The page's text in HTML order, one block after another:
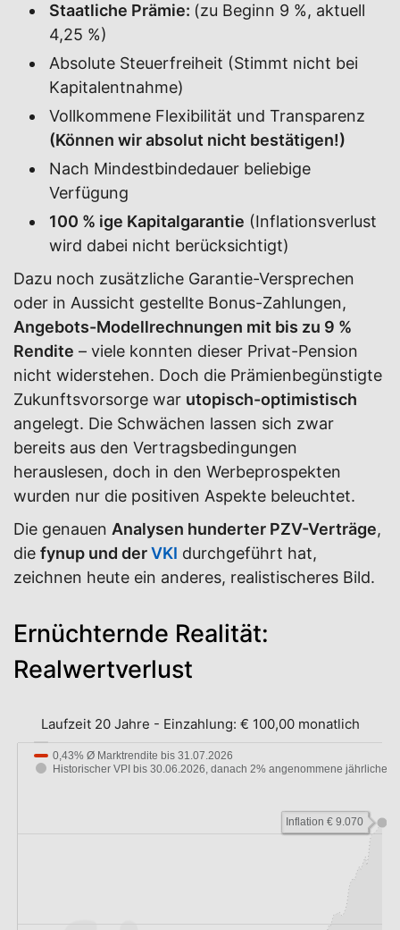
Staatliche Prämie: (zu Beginn 9 %, aktuell
4,25 %)
Absolute Steuerfreiheit (Stimmt nicht bei
Kapitalentnahme)
Vollkommene Flexibilität und Transparenz
(Können wir absolut nicht bestätigen!)
Nach Mindestbindedauer beliebige
Verfügung
100 % ige Kapitalgarantie (Inflationsverlust
wird dabei nicht berücksichtigt)
Dazu noch zusätzliche Garantie-Versprechen
oder in Aussicht gestellte Bonus-Zahlungen,
Angebots-Modellrechnungen mit bis zu 9 %
Rendite – viele konnten dieser Privat-Pension
nicht widerstehen. Doch die Prämienbegünstigte
Zukunftsvorsorge war utopisch-optimistisch
angelegt. Die Schwächen lassen sich zwar
bereits aus den Vertragsbedingungen
herauslesen, doch in den Werbeprospekten
wurden nur die positiven Aspekte beleuchtet.
Die genauen Analysen hunderter PZV-Verträge,
die fynup und derVKI durchgeführt hat,
zeichnen heute ein anderes, realistischeres Bild.
Ernüchternde Realität:
Realwertverlust
Laufzeit 20 Jahre - Einzahlung: € 100,00 monatlich
0,43% Ø Marktrendite bis 31.07.2026
Historischer VPI bis 30.06.2026, danach 2% angenommene jährliche…
Inflation € 9.070